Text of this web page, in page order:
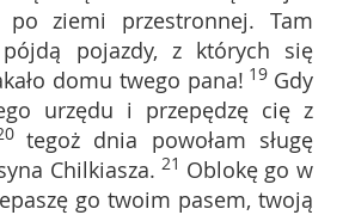
po ziemi przestronnej. Tam
pojazdy, z których się
domu twego pana! 19 Gdy
urzędu i przepędzę cię z
tegoż dnia powołam sługę
Chilkiasza. 21 Oblokę go w
go twoim pasem, twoją